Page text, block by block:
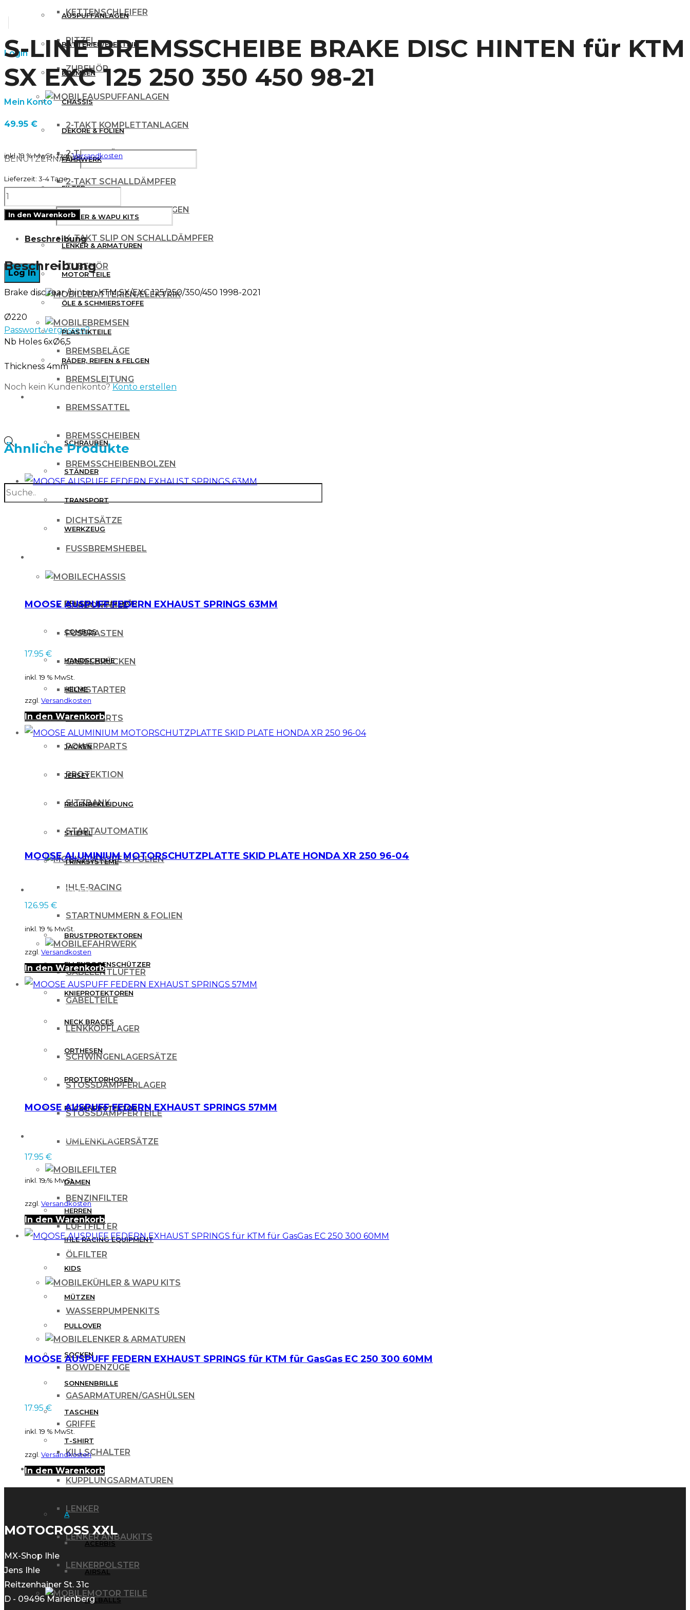
KETTENSCHLEIFER
RITZEL
ZUBEHÖR
AUSPUFFANLAGEN
2-TAKT KOMPLETTANLAGEN
2-TAKT KRÜMMER
2-TAKT SCHALLDÄMPFER
4 TAKT KOMPLETTANLAGEN
4 TAKT SLIP ON SCHALLDÄMPFER
ZUBEHÖR
BATTERIEN/ELEKTRIK
BREMSEN
BREMSBELÄGE
BREMSLEITUNG
BREMSSATTEL
BREMSSCHEIBEN
BREMSSCHEIBENBOLZEN
DICHTSÄTZE
FUSSBREMSHEBEL
CHASSIS
CARBONTEILE
FUSSRASTEN
GABELBRÜCKEN
KICKSTARTER
OPTIK PARTS
POWERPARTS
PROTEKTION
SITZBANK
STARTAUTOMATIK
DEKORE & FOLIEN
IHLE-RACING
STARTNUMMERN & FOLIEN
FAHRWERK
GABELENTLÜFTER
GABELTEILE
LENKKOPFLAGER
SCHWINGENLAGERSÄTZE
STOSSDÄMPFERLAGER
STOSSDÄMPFERTEILE
UMLENKLAGERSÄTZE
FILTER
BENZINFILTER
LUFTFILTER
ÖLFILTER
KÜHLER & WAPU KITS
WASSERPUMPENKITS
LENKER & ARMATUREN
BOWDENZÜGE
GASARMATUREN/GASHÜLSEN
GRIFFE
KILLSCHALTER
KUPPLUNGSARMATUREN
LENKER
LENKER ANBAUKITS
LENKERPOLSTER
MOTOR TEILE
Login
Mein Konto
BENUTZERNAME
PASSWORT
Passwort vergessen?
Noch kein Kundenkonto? Konto erstellen
Products
search
AUSPUFFANLAGEN
BATTERIEN/ELEKTRIK
BREMSEN
CHASSIS
DEKORE & FOLIEN
FAHRWERK
FILTER
KÜHLER & WAPU KITS
LENKER & ARMATUREN
MOTOR TEILE
ÖLE & SCHMIERSTOFFE
PLASTIKTEILE
RÄDER, REIFEN & FELGEN
SCHRAUBEN
STÄNDER
TRANSPORT
WERKZEUG
BRILLEN & ZUBEHÖR
COMBOS
HANDSCHUHE
HELME
HOSEN
JACKEN
JERSEY
REGENBEKLEIDUNG
STIEFEL
TRINKSYSTEME
PROTEKTOREN
BRUSTPROTEKTOREN
ELLENBOGENSCHÜTZER
KNIEPROTEKTOREN
NECK BRACES
ORTHESEN
PROTEKTORHOSEN
RÜCKENPROTEKTOR
FREIZEITBEKLEIDUNG
DAMEN
HERREN
IHLE RACING EQUIPMENT
KIDS
MÜTZEN
PULLOVER
SOCKEN
SONNENBRILLE
TASCHEN
T-SHIRT
MARKEN
A
ACERBIS
AIRSAL
ALLBALLS
S-LINE BREMSSCHEIBE BRAKE DISC HINTEN für KTM
SX EXC 125 250 350 450 98-21
49.95 €
inkl. 19 % MwSt. zzgl.Versandkosten
Lieferzeit: 3-4 Tage
S-
LINE
BREMSSCHEIBE
BRAKE
DISC
HINTEN
für
SX
EXC
350
21
In den Warenkorb
Beschreibung
Beschreibung
Brake discrear /hintenKTM SX/EXC 125/250/350/450 1998-2021
Ø220
Nb Holes 6xØ6,5
Thickness 4mm
Ähnliche Produkte
MOOSE AUSPUFF FEDERN EXHAUST SPRINGS 63MM
17.95 €
inkl. 19 % MwSt.
zzgl. Versandkosten
In den Warenkorb
MOOSE ALUMINIUM MOTORSCHUTZPLATTE SKID PLATE HONDA XR 250 96-04
126.95 €
inkl. 19 % MwSt.
zzgl. Versandkosten
In den Warenkorb
MOOSE AUSPUFF FEDERN EXHAUST SPRINGS 57MM
17.95 €
inkl. 19 % MwSt.
zzgl. Versandkosten
In den Warenkorb
MOOSE AUSPUFF FEDERN EXHAUST SPRINGS für KTM für GasGas EC 250 300 60MM
17.95€
inkl. 19 % MwSt.
zzgl. Versandkosten
In den Warenkorb
MOTOCROSS XXL
MX-Shop Ihle
Jens Ihle
Reitzenhainer St. 31c
D - 09496 Marienberg